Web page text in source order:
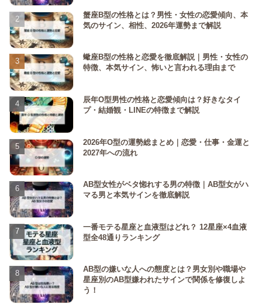
蟹座B型の性格とは？男性・女性の恋愛傾向、本
気のサイン、相性、2026年運勢まで解説
蠍座B型の性格と恋愛を徹底解説｜男性・女性の
特徴、本気サイン、怖いと言われる理由まで
辰年O型男性の性格と恋愛傾向は？好きなタイ
プ・結婚観・LINEの特徴まで解説
2026年O型の運勢総まとめ｜恋愛・仕事・金運と
2027年への流れ
AB型女性がベタ惚れする男の特徴｜AB型女がハ
マる男と本気サインを徹底解説
一番モテる星座と血液型はどれ？ 12星座×4血液
型全48通りランキング
AB型の嫌いな人への態度とは？男女別や職場や
星座別のAB型嫌われたサインで関係を修復しよ
う！